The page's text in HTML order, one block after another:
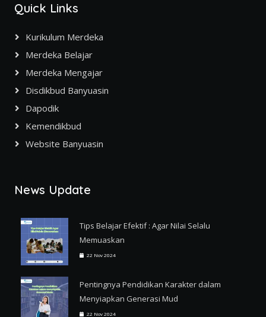
Quick Links
Kurikulum Merdeka
Merdeka Belajar
Merdeka Mengajar
Disdikbud Banyuasin
Dapodik
Kemendikbud
Website Banyuasin
News Update
Tips Belajar Efektif : Agar Nilai Selalu
Memuaskan
22 Nov 2024
Pentingnya Pendidikan Karakter dalam
Menyiapkan Generasi Mud
22 Nov 2024